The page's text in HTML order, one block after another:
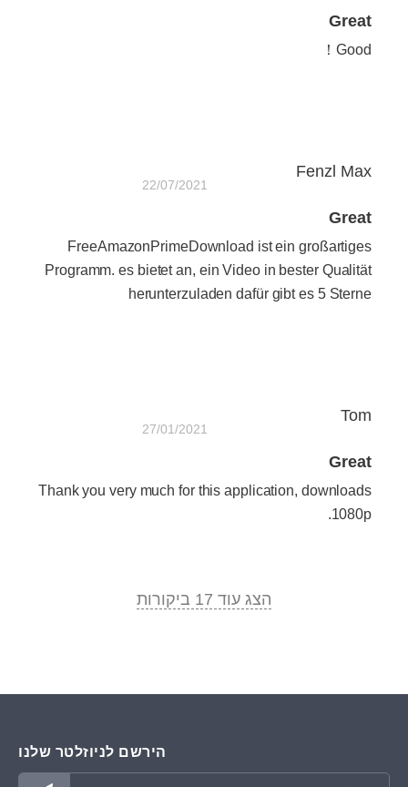
Great
Good！
Fenzl Max
22/07/2021
Great
FreeAmazonPrimeDownload ist ein großartiges
Programm. es bietet an, ein Video in bester Qualität
herunterzuladen dafür gibt es 5 Sterne
Tom
27/01/2021
Great
Thank you very much for this application, downloads
1080p.
הצג עוד 17 ביקורות
הירשם לניוזלטר שלנו